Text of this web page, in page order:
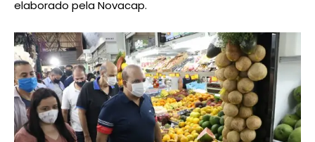
elaborado pela Novacap.